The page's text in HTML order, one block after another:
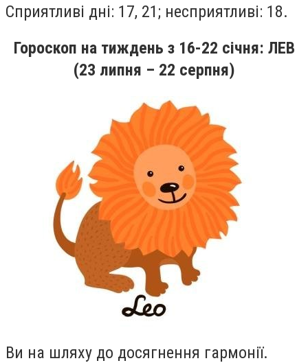
Сприятливi днi: 17, 21; несприятливi: 18.
Гороскоп на тиждень з 16-22 січня: ЛЕВ
(23 липня – 22 серпня)
Ви на шляху до досягнення гармонiї.